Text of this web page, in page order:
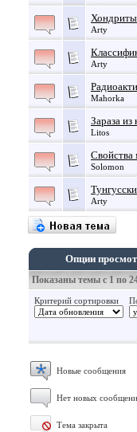
Хондриты
Arty
Arty
Mahorka
Зараза из
Litos
Свойства
Solomon
Arty
Опции
Показаны темы с 1 по
Критерий сортировки
Новые сообщения
Нет новых
Тема закрыта